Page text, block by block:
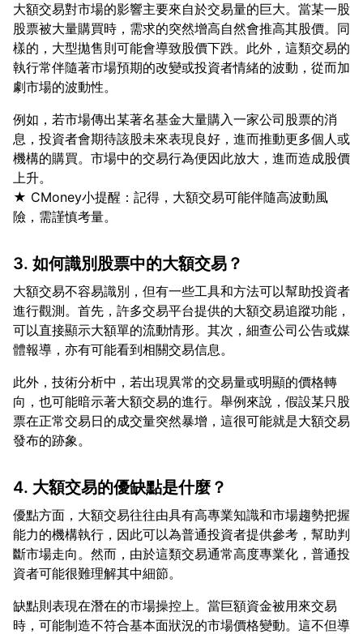
大額交易對市場的影響主要來自於交易量的巨大。當某一股
股票被大量購買時，需求的突然增高自然會推高其股價。同
樣的，大型拋售則可能會導致股價下跌。此外，這類交易的
執行常伴隨著市場預期的改變或投資者情緒的波動，從而加
例如，若市場傳出某著名基金大量購入一家公司股票的消
息，投資者會期待該股未來表現良好，進而推動更多個人或
機構的購買。市場中的交易行為便因此放大，進而造成股價
上升。
★ CMoney小提醒：記得，大額交易可能伴隨高波動風
3. 如何識別股票中的大額交易？
大額交易不容易識別，但有一些工具和方法可以幫助投資者
進行觀測。首先，許多交易平台提供的大額交易追蹤功能，
可以直接顯示大額單的流動情形。其次，細查公司公告或媒
此外，技術分析中，若出現異常的交易量或明顯的價格轉
向，也可能暗示著大額交易的進行。舉例來說，假設某只股
票在正常交易日的成交量突然暴增，這很可能就是大額交易
4. 大額交易的優缺點是什麼？
優點方面，大額交易往往由具有高專業知識和市場趨勢把握
能力的機構執行，因此可以為普通投資者提供參考，幫助判
斷市場走向。然而，由於這類交易通常高度專業化，普通投
缺點則表現在潛在的市場操控上。當巨額資金被用來交易
時，可能制造不符合基本面狀況的市場價格變動。這不但導